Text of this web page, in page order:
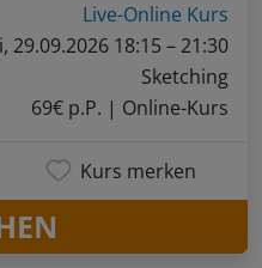
Live-Online Kurs
29.09.2026 18:15 – 21:30
Sketching
69€ p.P. | Online-Kurs
Kurs merken